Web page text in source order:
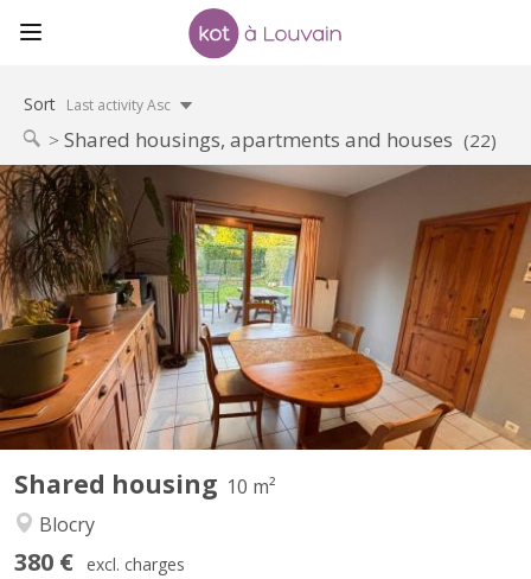
Sort Last activity Asc
Shared housings, apartments and houses (22)
Shared housing 10 m²
Blocry
380 € excl. charges
Chambre dispo dans une coloc à Louvain-la-Neuve Salut ! Une
place se libère dans une superbe colocation à Louvain-la-Neuve
à partir du 1er août. La colocation est composée de : Violette – la
trentaine, j'aime le sport, j’adore cuisiner et me plonger dans un
bon livre. Plutôt calme au...